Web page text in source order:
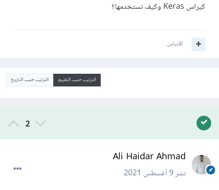
كيراس Keras وكيف نستخدمها؟
اقتباس
الترتيب حسب التقييم الترتيب حسب التاريخ
2
Ali Haidar Ahmad
نشر9 أغسطس 2021